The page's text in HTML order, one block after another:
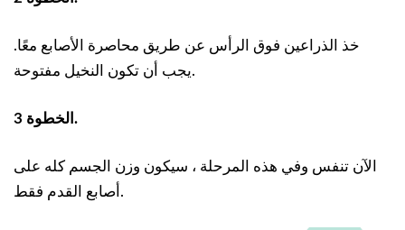
خذ الذراعين فوق الرأس عن طريق محاصرة الأصابع معًا.
يجب أن تكون النخيل مفتوحة.
الخطوة 3.
الآن تنفس وفي هذه المرحلة ، سيكون وزن الجسم كله على
أصابع القدم فقط.